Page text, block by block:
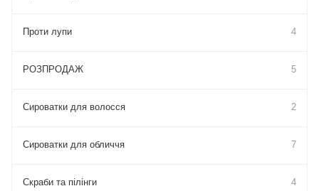
Проти лупи 4
РОЗПРОДАЖ 5
Сироватки для волосся 2
Сироватки для обличчя 7
Скраби та пілінги 4